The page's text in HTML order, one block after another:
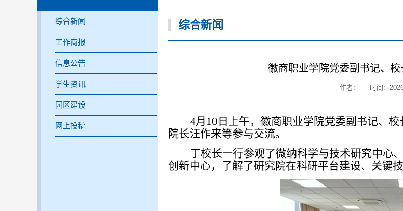
综合新闻
工作简报
信息公告
学生资讯
园区建设
网上投稿
综合新闻
徽商职业学院党委副书记、
作者： 时间：2026-
4月10日上午，徽商职业学院党委副书记、
院长汪作来等参与交流。
丁校长一行参观了微纳科学与技术研究中心
创新中心，了解了研究院在科研平台建设、关键